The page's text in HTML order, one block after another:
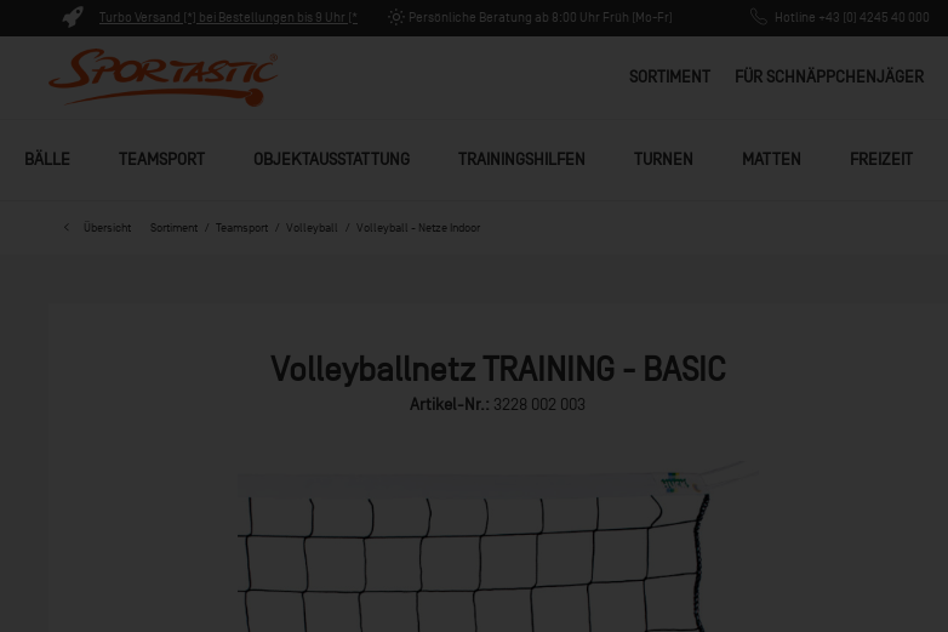
Turbo Versand (*) bei Bestellungen bis 9 Uhr (*
Persönliche Beratung ab 8:00 Uhr Früh (Mo-Fr) Hotline +43 (0) 4245 40 000
SORTIMENT FÜR SCHNÄPPCHENJÄGER
BÄLLE TEAMSPORT OBJEKTAUSSTATTUNG TRAININGSHILFEN TURNEN MATTEN FREIZEIT
Übersicht Sortiment Teamsport Volleyball Volleyball - Netze Indoor
Volleyballnetz TRAINING - BASIC
Artikel-Nr.: 3228 002 003